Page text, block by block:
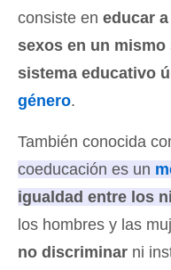
consiste en educar
sexos en un
sistema educativo
género.
También conocida
coeducación es un
igualdad entre los
los hombres y las
no discriminar ni